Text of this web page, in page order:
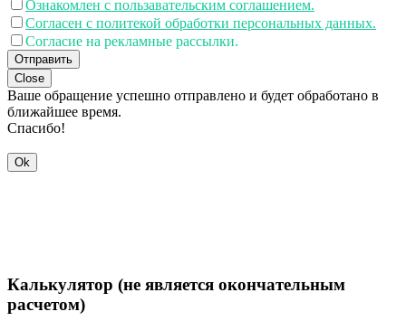
Ознакомлен с пользавательским соглашением.
Согласен с политекой обработки персональных данных.
Согласие на рекламные рассылки.
Отправить
Close
Ваше обращение успешно отправлено и будет обработано в
ближайшее время.
Спасибо!
Ok
Калькулятор (не является окончательным
расчетом)